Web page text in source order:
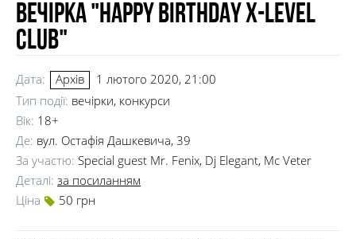
Вечірка "Happy Birthday X-LeveL
club"
Дата: Архів
1 лютого 2020, 21:00
Тип події: вечірки, конкурси
Вік: 18+
Де: вул. Остафія Дашкевича, 39
За участю: Special guest Mr. Fenix, Dj Elegant, Mc Veter
Деталі: за посиланням
Ціна
50 грн